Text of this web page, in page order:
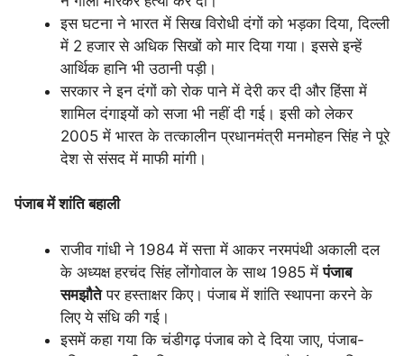
इस घटना ने भारत में सिख विरोधी दंगों को भड़का दिया, दिल्ली
में 2 हजार से अधिक सिखों को मार दिया गया। इससे इन्हें
आर्थिक हानि भी उठानी पड़ी।
सरकार ने इन दंगों को रोक पाने में देरी कर दी और हिंसा में
शामिल दंगाइयों को सजा भी नहीं दी गई। इसी को लेकर
2005 में भारत के तत्कालीन प्रधानमंत्री मनमोहन सिंह ने पूरे
देश से संसद में माफी मांगी।
पंजाब में शांति बहाली
राजीव गांधी ने 1984 में सत्ता में आकर नरमपंथी अकाली दल
के अध्यक्ष हरचंद सिंह लोंगोवाल के साथ 1985 मेंपंजाब
समझौतेपर हस्ताक्षर किए। पंजाब में शांति स्थापना करने के
लिए ये संधि की गई।
इसमें कहा गया कि चंडीगढ़ पंजाब को दे दिया जाए, पंजाब-